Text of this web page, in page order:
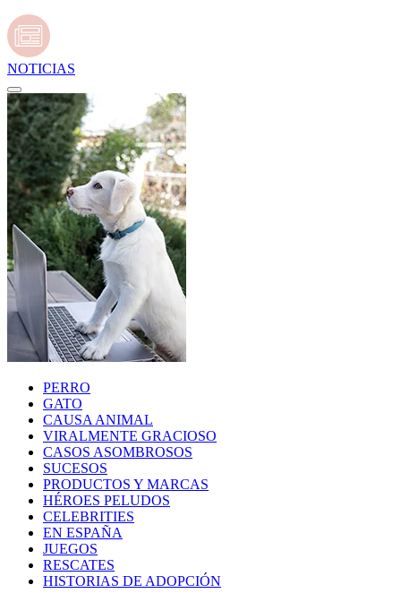
NOTICIAS
PERRO
GATO
CAUSA ANIMAL
VIRALMENTE GRACIOSO
CASOS ASOMBROSOS
SUCESOS
PRODUCTOS Y MARCAS
HÉROES PELUDOS
CELEBRITIES
EN ESPAÑA
JUEGOS
RESCATES
HISTORIAS DE ADOPCIÓN